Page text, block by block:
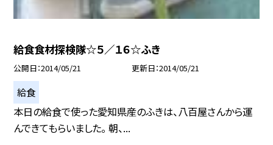
給食食材探検隊☆５／１６☆ふき
公開日 2014/05/21 更新日 2014/05/21
給食
本日の給食で使った愛知県産のふきは、八百屋さんから運
んできてもらいました。 朝、...